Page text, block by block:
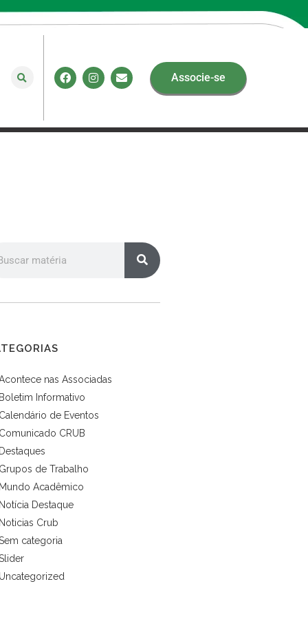
Associe-se
nas Associadas
Boletim Informativo
Calendário de Eventos
Comunicado CRUB
Destaques
Grupos de Trabalho
Mundo Acadêmico
Notícia Destaque
Noticias Crub
categoria
Uncategorized